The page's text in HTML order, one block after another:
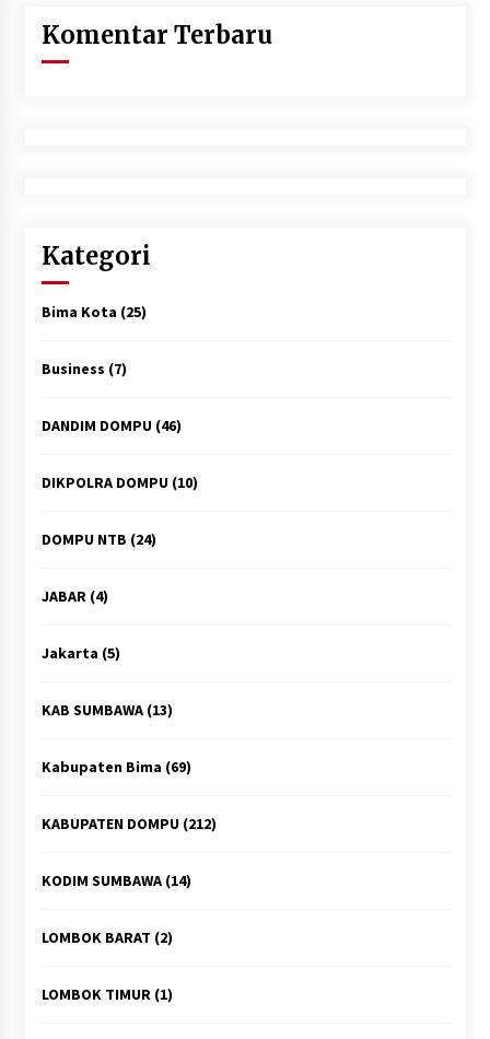
Komentar Terbaru
Kategori
Bima Kota (25)
Business (7)
DANDIM DOMPU(46)
DIKPOLRA DOMPU(10)
DOMPU NTB (24)
JABAR(4)
Jakarta (5)
KAB SUMBAWA(13)
Kabupaten Bima (69)
KABUPATEN DOMPU(212)
KODIM SUMBAWA(14)
LOMBOK BARAT (2)
LOMBOK TIMUR(1)